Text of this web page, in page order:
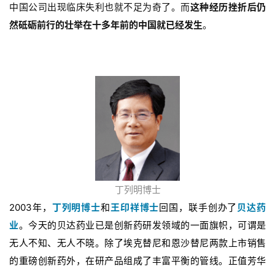
中国公司出现临床失利也就不足为奇了。而这种经历挫折后仍
然砥砺前行的壮举在十多年前的中国就已经发生。
丁列明博士
2003年， 丁列明博士和王印祥博士回国，联手创办了 贝达药
业。今天的贝达药业已是创新药研发领域的一面旗帜，可谓是
无人不知、无人不晓。除了埃克替尼和恩沙替尼两款上市销售
的重磅创新药外，在研产品组成了丰富平衡的管线。正值芳华